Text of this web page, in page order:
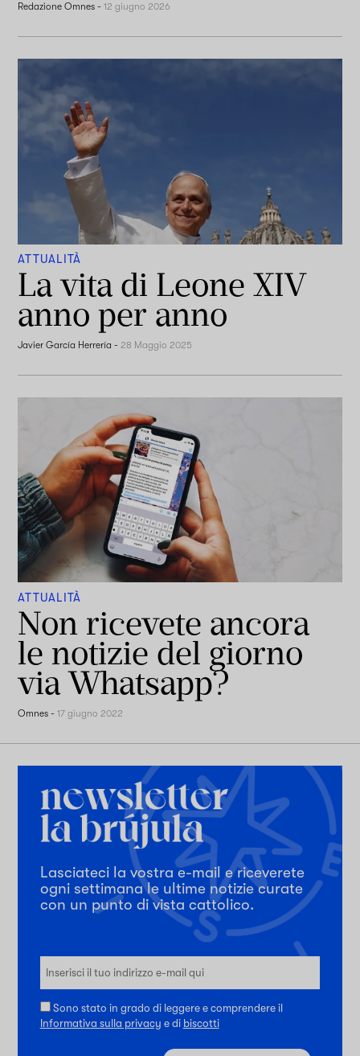
Redazione Omnes -12 giugno 2026
ATTUALITÀ
La vita di Leone XIV
anno per anno
Javier García Herrería -28 Maggio 2025
ATTUALITÀ
Non ricevete ancora
le notizie del giorno
via Whatsapp?
Omnes -17 giugno 2022
Lasciateci la vostra e-mail e riceverete
ogni settimana le ultime notizie curate
con un punto di vista cattolico.
Sono stato in grado di leggere e comprendere il
Informativa sulla privacy e di biscotti